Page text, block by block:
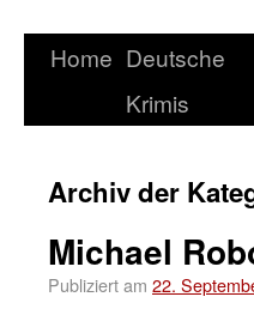
Home Deutsche
Krimis
Archiv der
Michael
Publiziert am 22.